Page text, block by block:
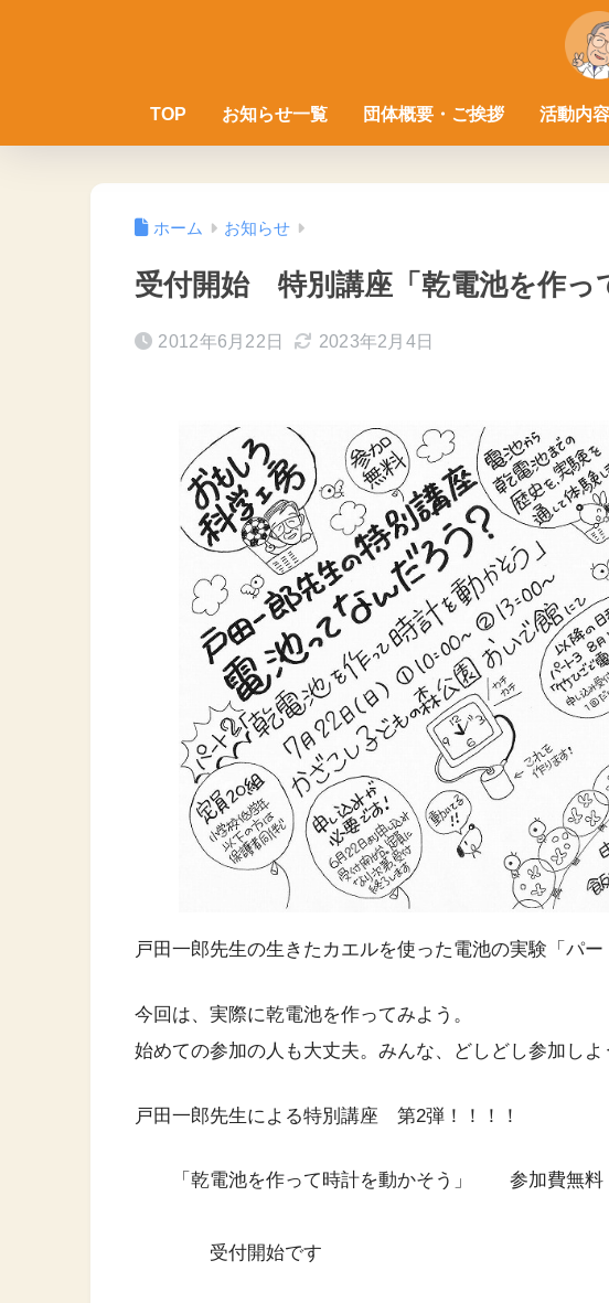
TOP お知らせ一覧 団体概要・ご挨拶 活動内容
ホーム お知らせ
受付開始 特別講座「乾電池を作
2012年6月22日 2023年2月4日
戸田一郎先生の生きたカエルを使った電池の実験「パー
今回は、実際に乾電池を作ってみよう。
始めての参加の人も大丈夫。みんな、どしどし参加しよ
戸田一郎先生による特別講座 第2弾！！！！
「乾電池を作って時計を動かそう」 参加費無
受付開始です